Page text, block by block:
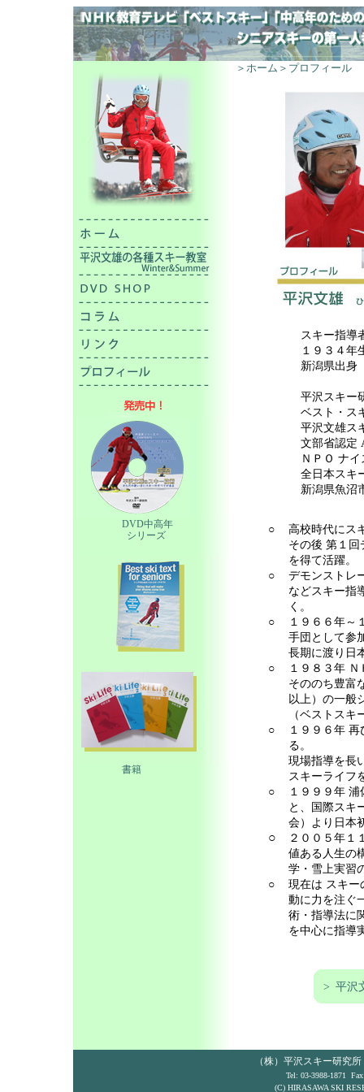
DVD中高年
シリーズ
書籍
＞ホーム ＞プロフィール
スキー指導
１９３４年
新潟県出身
平沢スキー
ベスト・ス
平沢文雄ス
文部省認定
ＮＰＯ ナ
全日本スキ
新潟県魚沼
○
高校時代にス
その後 第１回
を得て活躍。
○
デモンストレ
などスキー指
く。
○
１９６６年～
手団として参
長期に渡り日
○
１９８３年
そののち豊富
以上）の一般
（ベストス
○
１９９６年
る。
現場指導を長
スキーライフ
○
１９９９年
と、国際スキ
会）より日本
○
２００５年１
値ある人生の
学・雪上実習
○
現在は スキー
動に力を注ぐ
術・指導法に
を中心に指導
> 平沢
（株）平沢スキー研究
Tel: 03-3988-1871
(C) HIRASAWA SKI